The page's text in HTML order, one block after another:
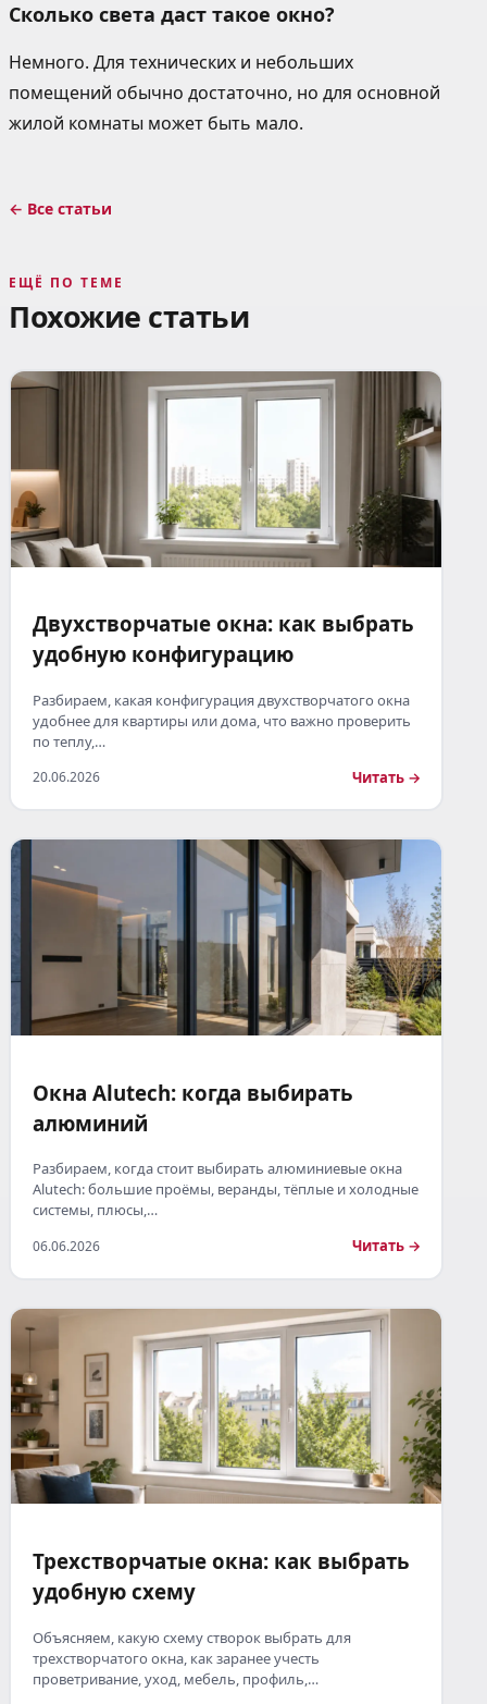
Сколько света даст такое окно?
Немного. Для технических и небольших
помещений обычно достаточно, но для основной
жилой комнаты может быть мало.
← Все статьи
ЕЩЁ ПО ТЕМЕ
Похожие статьи
Двухстворчатые окна: как выбрать
удобную конфигурацию
Разбираем, какая конфигурация двухстворчатого окна
удобнее для квартиры или дома, что важно проверить
по теплу,…
20.06.2026 Читать →
Окна Alutech: когда выбирать
алюминий
Разбираем, когда стоит выбирать алюминиевые окна
Alutech: большие проёмы, веранды, тёплые и холодные
системы, плюсы,…
06.06.2026 Читать →
Трехстворчатые окна: как выбрать
удобную схему
Объясняем, какую схему створок выбрать для
трехстворчатого окна, как заранее учесть
проветривание, уход, мебель, профиль,…